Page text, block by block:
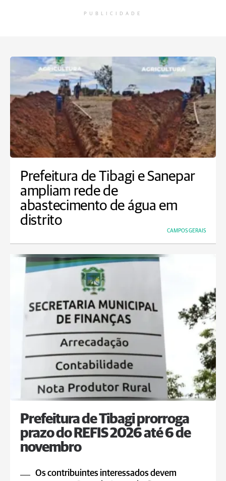
PUBLICIDADE
Prefeitura de Tibagi e Sanepar
ampliam rede de
abastecimento de água em
distrito
CAMPOS GERAIS
Prefeitura de Tibagi prorroga
prazo do REFIS 2026 até 6 de
novembro
Os contribuintes interessados devem